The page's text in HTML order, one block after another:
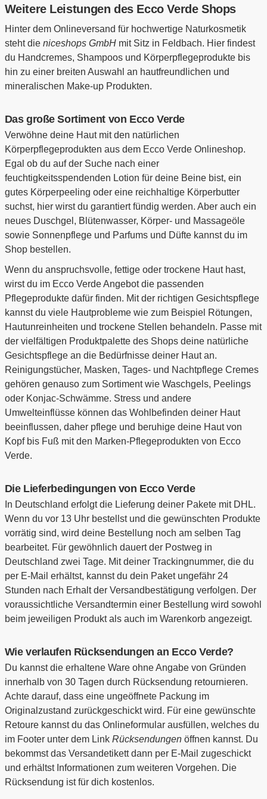
Weitere Leistungen des Ecco Verde Shops
Hinter dem Onlineversand für hochwertige Naturkosmetik
steht die niceshops GmbHmit Sitz in Feldbach. Hier findest
du Handcremes, Shampoos und Körperpflegeprodukte bis
hin zu einer breiten Auswahl an hautfreundlichen und
mineralischen Make-up Produkten.
Das große Sortiment von Ecco Verde
Verwöhne deine Haut mit den natürlichen
Körperpflegeprodukten aus dem Ecco Verde Onlineshop.
Egal ob du auf der Suche nach einer
feuchtigkeitsspendenden Lotion für deine Beine bist, ein
gutes Körperpeeling oder eine reichhaltige Körperbutter
suchst, hier wirst du garantiert fündig werden. Aber auch ein
neues Duschgel, Blütenwasser, Körper- und Massageöle
sowie Sonnenpflege und Parfums und Düfte kannst du im
Shop bestellen.
Wenn du anspruchsvolle, fettige oder trockene Haut hast,
wirst du im Ecco Verde Angebot die passenden
Pflegeprodukte dafür finden. Mit der richtigen Gesichtspflege
kannst du viele Hautprobleme wie zum Beispiel Rötungen,
Hautunreinheiten und trockene Stellen behandeln. Passe mit
der vielfältigen Produktpalette des Shops deine natürliche
Gesichtspflege an die Bedürfnisse deiner Haut an.
Reinigungstücher, Masken, Tages- und Nachtpflege Cremes
gehören genauso zum Sortiment wie Waschgels, Peelings
oder Konjac-Schwämme. Stress und andere
Umwelteinflüsse können das Wohlbefinden deiner Haut
beeinflussen, daher pflege und beruhige deine Haut von
Kopf bis Fuß mit den Marken-Pflegeprodukten von Ecco
Verde.
Die Lieferbedingungen von Ecco Verde
In Deutschland erfolgt die Lieferung deiner Pakete mit DHL.
Wenn du vor 13 Uhr bestellst und die gewünschten Produkte
vorrätig sind, wird deine Bestellung noch am selben Tag
bearbeitet. Für gewöhnlich dauert der Postweg in
Deutschland zwei Tage. Mit deiner Trackingnummer, die du
per E-Mail erhältst, kannst du dein Paket ungefähr 24
Stunden nach Erhalt der Versandbestätigung verfolgen. Der
voraussichtliche Versandtermin einer Bestellung wird sowohl
beim jeweiligen Produkt als auch im Warenkorb angezeigt.
Wie verlaufen Rücksendungen an Ecco Verde?
Du kannst die erhaltene Ware ohne Angabe von Gründen
innerhalb von 30 Tagen durch Rücksendung retournieren.
Achte darauf, dass eine ungeöffnete Packung im
Originalzustand zurückgeschickt wird. Für eine gewünschte
Retoure kannst du das Onlineformular ausfüllen, welches du
im Footer unter dem Link Rücksendungenöffnen kannst. Du
bekommst das Versandetikett dann per E-Mail zugeschickt
und erhältst Informationen zum weiteren Vorgehen. Die
Rücksendung ist für dich kostenlos.